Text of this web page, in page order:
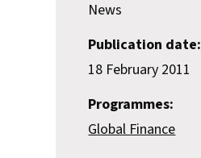
News
Publication date:
18 February 2011
Programmes:
Global Finance